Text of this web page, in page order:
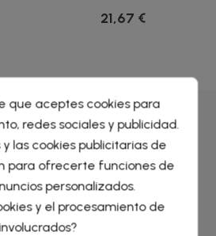
21,67 €
enFarmacia Liceo
deseos
guardar productos en su lista de
que aceptes cookies para
redes sociales y publicidad.
y las cookies publicitarias de
para ofrecerte funciones de
personalizados.
y el procesamiento de